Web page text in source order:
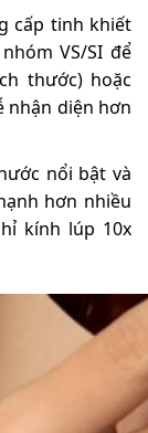
cấp tinh khiết
VS/SI để
thước) hoặc
nhận diện hơn
nổi bật và
hơn nhiều
kính lúp 10x